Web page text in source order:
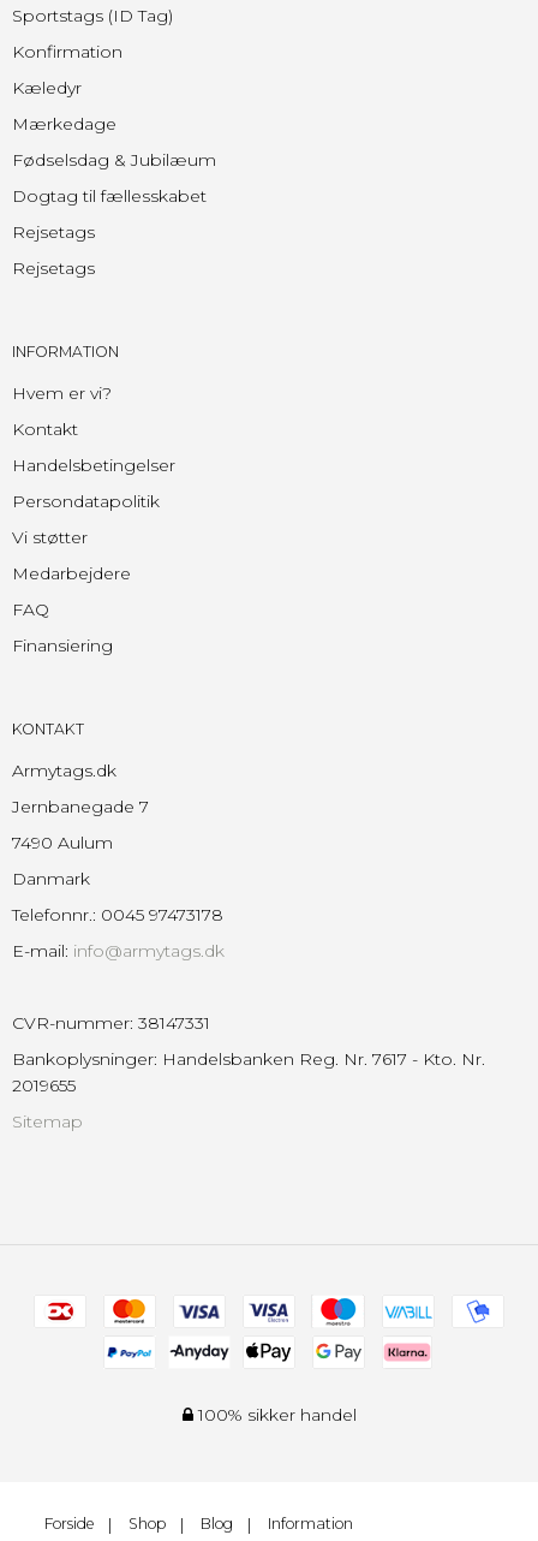
Sportstags (ID Tag)
Konfirmation
Kæledyr
Mærkedage
Fødselsdag & Jubilæum
Dogtag til fællesskabet
Rejsetags
Rejsetags
INFORMATION
Hvem er vi?
Kontakt
Handelsbetingelser
Persondatapolitik
Vi støtter
Medarbejdere
FAQ
Finansiering
KONTAKT
Armytags.dk
Jernbanegade 7
7490 Aulum
Danmark
Telefonnr.: 0045 97473178
E-mail: info@armytags.dk
CVR-nummer: 38147331
Bankoplysninger: Handelsbanken Reg. Nr. 7617 - Kto. Nr.
2019655
Sitemap
100% sikker handel
Forside Shop Blog Information